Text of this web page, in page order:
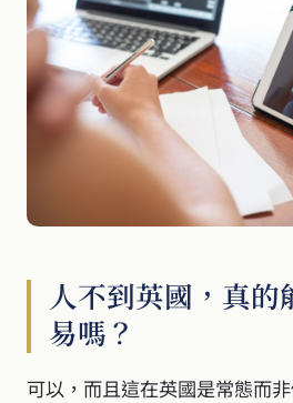
人不到英國，真的
易嗎？
可以，而且這在英國是常態而